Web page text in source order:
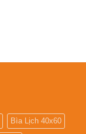
Bìa Lịch 40x60